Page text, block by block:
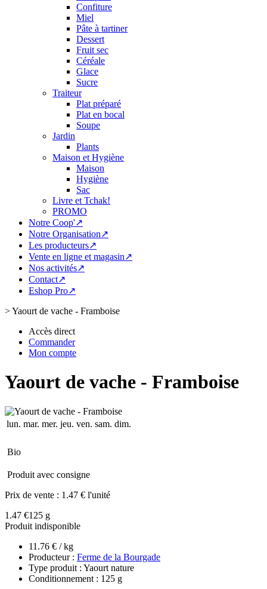
Confiture
Miel
Pâte à tartiner
Dessert
Fruit sec
Céréale
Glace
Sucre
Traiteur
Plat préparé
Plat en bocal
Soupe
Jardin
Plants
Maison et Hygiène
Maison
Hygiène
Sac
Livre et Tchak!
PROMO
Notre Coop'↗
Notre Organisation↗
Les producteurs↗
Vente en ligne et magasin↗
Nos activités↗
Contact↗
Eshop Pro↗
>Yaourt de vache - Framboise
Accès direct
Commander
Mon compte
Yaourt de vache - Framboise
lun. mar. mer. jeu. ven. sam. dim.
Bio
Produit avec consigne
Prix de vente : 1.47 € l'unité
1.47 €125 g
Produit indisponible
11.76 € / kg
Producteur : Ferme de la Bourgade
Type produit : Yaourt nature
Conditionnement : 125 g